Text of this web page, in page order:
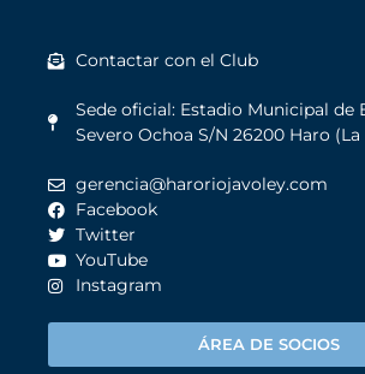
Contactar con el Club
Sede oficial: Estadio Municipal de
Severo Ochoa S/N 26200 Haro (La
gerencia@haroriojavoley.com
Facebook
Twitter
YouTube
Instagram
ÁREA DE SOCIOS